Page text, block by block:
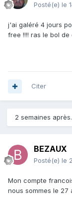
Posté(e) le
j'ai galéré 4 jours
free !!!! ras le bol
Citer
2 semaines
BEZAUX
Posté(e) le
Mon compte
nous sommes le 27